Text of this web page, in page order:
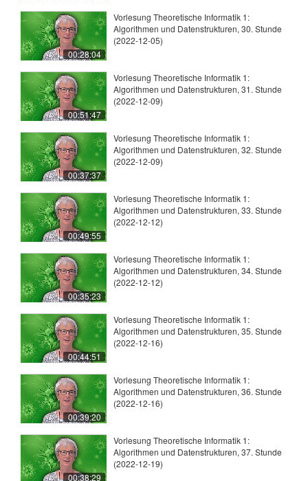
00:28:04
Vorlesung Theoretische Informatik 1:
Algorithmen und Datenstrukturen, 30. Stunde
(2022-12-05)
00:51:47
Vorlesung Theoretische Informatik 1:
Algorithmen und Datenstrukturen, 31. Stunde
(2022-12-09)
00:37:37
Vorlesung Theoretische Informatik 1:
Algorithmen und Datenstrukturen, 32. Stunde
(2022-12-09)
00:49:55
Vorlesung Theoretische Informatik 1:
Algorithmen und Datenstrukturen, 33. Stunde
(2022-12-12)
00:35:23
Vorlesung Theoretische Informatik 1:
Algorithmen und Datenstrukturen, 34. Stunde
(2022-12-12)
00:44:51
Vorlesung Theoretische Informatik 1:
Algorithmen und Datenstrukturen, 35. Stunde
(2022-12-16)
00:39:20
Vorlesung Theoretische Informatik 1:
Algorithmen und Datenstrukturen, 36. Stunde
(2022-12-16)
00:38:29
Vorlesung Theoretische Informatik 1:
Algorithmen und Datenstrukturen, 37. Stunde
(2022-12-19)